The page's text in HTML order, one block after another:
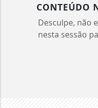
CONTEÚDO
Desculpe, não
nesta sessão